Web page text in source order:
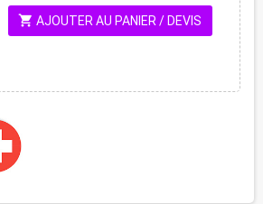
shopping_cart AJOUTER AU PANIER / DEVIS